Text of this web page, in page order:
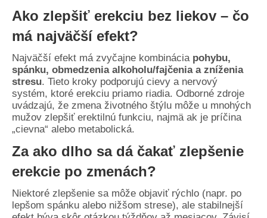
Ako zlepšiť erekciu bez liekov – čo
má najväčší efekt?
Najväčší efekt má zvyčajne kombinácia pohybu,
spánku, obmedzenia alkoholu/fajčenia a zníženia
stresu. Tieto kroky podporujú cievy a nervový
systém, ktoré erekciu priamo riadia. Odborné zdroje
uvádzajú, že zmena životného štýlu môže u mnohých
mužov zlepšiť erektilnú funkciu, najmä ak je príčina
„cievna“ alebo metabolická.
Za ako dlho sa dá čakať zlepšenie
erekcie po zmenách?
Niektoré zlepšenie sa môže objaviť rýchlo (napr. po
lepšom spánku alebo nižšom strese), ale stabilnejší